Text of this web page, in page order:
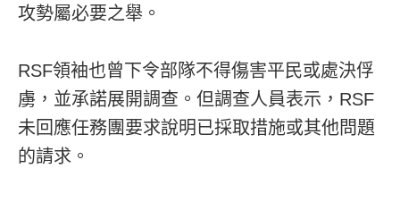
攻勢屬必要之舉。
RSF領袖也曾下令部隊不得傷害平民或處決俘
虜，並承諾展開調查。但調查人員表示，RSF
未回應任務團要求說明已採取措施或其他問題
的請求。